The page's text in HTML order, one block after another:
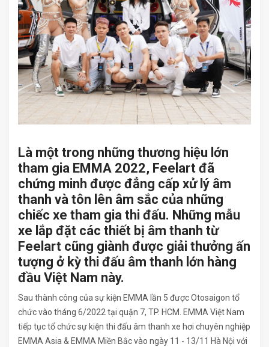
Là một trong những thương hiệu lớn
tham gia EMMA 2022, Feelart đã
chứng minh được đẳng cấp xử lý âm
thanh và tôn lên âm sắc của những
chiếc xe tham gia thi đấu. Những mẫu
xe lắp đặt các thiết bị âm thanh từ
Feelart cũng giành được giải thưởng ấn
tượng ở kỳ thi đấu âm thanh lớn hàng
đầu Việt Nam này.
Sau thành công của sự kiện EMMA lần 5 được Otosaigon tổ
chức vào tháng 6/2022 tại quận 7, TP. HCM. EMMA Việt Nam
tiếp tục tổ chức sự kiện thi đấu âm thanh xe hơi chuyên nghiệp
EMMA Asia & EMMA Miền Bắc vào ngày 11 - 13/11 Hà Nội với